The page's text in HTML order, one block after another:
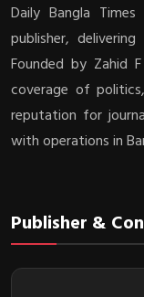
Daily Bangla
publisher,
Founded by Zahid
coverage of
reputation for
with operations in
Publisher &